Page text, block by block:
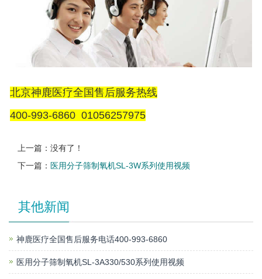
北京神鹿医疗全国售后服务热线
400-993-6860 01056257975
上一篇：没有了！
下一篇： 医用分子筛制氧机SL-3W系列使用视频
其他新闻
神鹿医疗全国售后服务电话400-993-6860
医用分子筛制氧机SL-3A330/530系列使用视频